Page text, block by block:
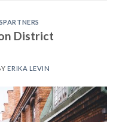
District
ERIKA LEVIN